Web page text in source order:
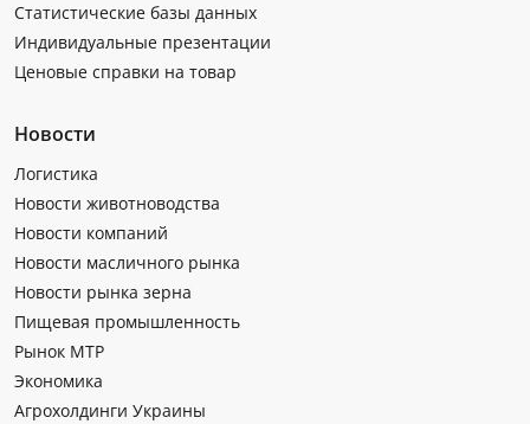
Статистические базы данных
Индивидуальные презентации
Ценовые справки на товар
Новости
Логистика
Новости животноводства
Новости компаний
Новости масличного рынка
Новости рынка зерна
Пищевая промышленность
Рынок МТР
Экономика
Агрохолдинги Украины